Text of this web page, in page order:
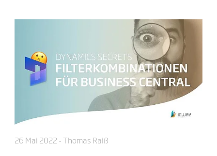
26 Mai 2022 - Thomas Raiß